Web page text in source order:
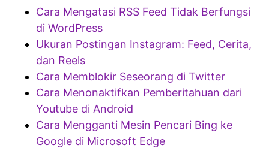
Cara Mengatasi RSS Feed Tidak Berfungsi
di WordPress
Ukuran Postingan Instagram: Feed, Cerita,
dan Reels
Cara Memblokir Seseorang di Twitter
Cara Menonaktifkan Pemberitahuan dari
Youtube di Android
Cara Mengganti Mesin Pencari Bing ke
Google di Microsoft Edge